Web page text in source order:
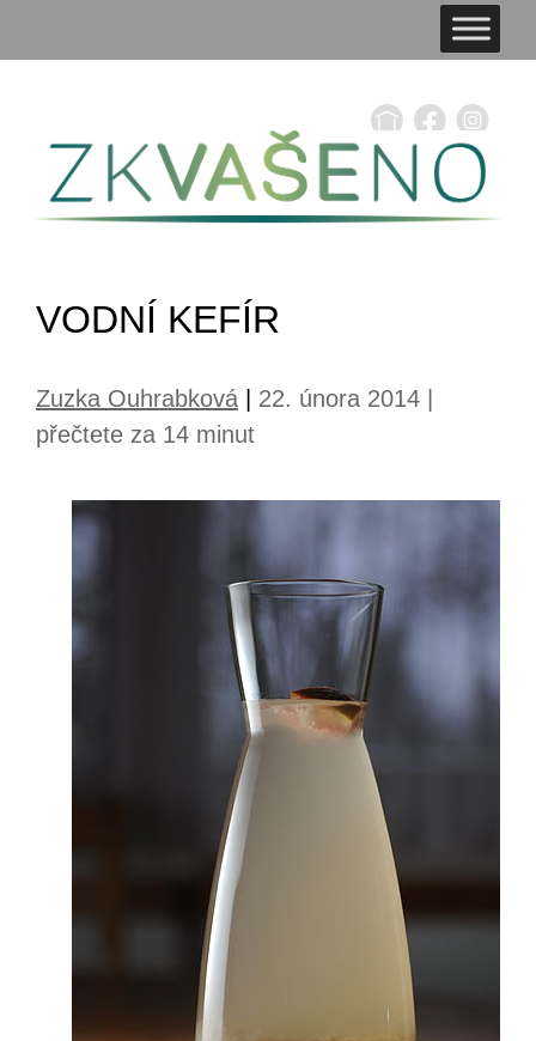
VODNÍ KEFÍR
Zuzka Ouhrabková
22. února 2014 |
přečtete za 14 minut